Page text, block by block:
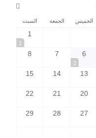
الخميس الجمعة السبت
1
1
6
2
7
8
13
14
15
20
21
22
27
28
29